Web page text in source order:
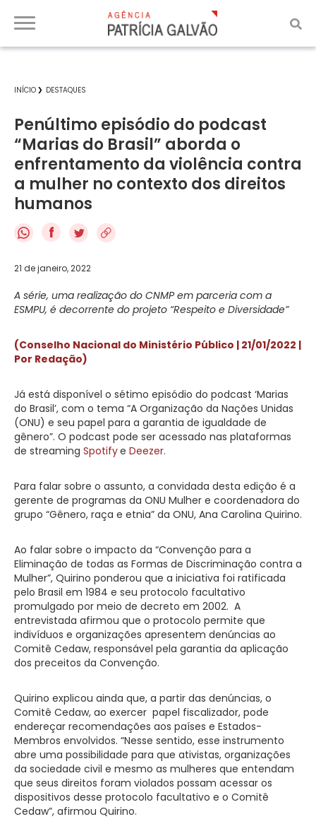
INÍCIO DESTAQUES
Penúltimo episódio do podcast
“Marias do Brasil” aborda o
enfrentamento da violência contra
a mulher no contexto dos direitos
humanos
f
21 de janeiro, 2022
A série, uma realização do CNMP em parceria com a
ESMPU, é decorrente do projeto “Respeito e Diversidade”
(Conselho Nacional do Ministério Público | 21/01/2022 |
Por Redação)
Já está disponível o sétimo episódio do podcast ‘Marias
do Brasil’, com o tema “A Organização da Nações Unidas
(ONU) e seu papel para a garantia de igualdade de
gênero”. O podcast pode ser acessado nas plataformas
de streaming Spotifye Deezer.
Para falar sobre o assunto, a convidada desta edição é a
gerente de programas da ONU Mulher e coordenadora do
grupo “Gênero, raça e etnia” da ONU, Ana Carolina Quirino.
Ao falar sobre o impacto da “Convenção para a
Eliminação de todas as Formas de Discriminação contra a
Mulher”, Quirino ponderou que a iniciativa foi ratificada
pelo Brasil em 1984 e seu protocolo facultativo
promulgado por meio de decreto em 2002. A
entrevistada afirmou que o protocolo permite que
indivíduos e organizações apresentem denúncias ao
Comitê Cedaw, responsável pela garantia da aplicação
dos preceitos da Convenção.
Quirino explicou ainda que, a partir das denúncias, o
Comitê Cedaw, ao exercer papel fiscalizador, pode
endereçar recomendações aos países e Estados-
Membros envolvidos. “Nesse sentido, esse instrumento
abre uma possibilidade para que ativistas, organizações
da sociedade civil e mesmo as mulheres que entendam
que seus direitos foram violados possam acessar os
dispositivos desse protocolo facultativo e o Comitê
Cedaw”, afirmou Quirino.